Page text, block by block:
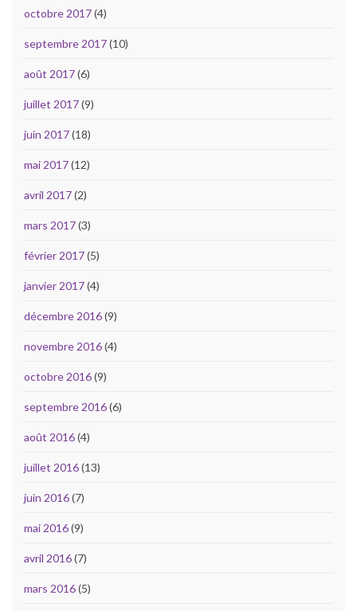
octobre 2017(4)
septembre 2017(10)
août 2017(6)
juillet 2017(9)
juin 2017(18)
mai 2017(12)
avril 2017(2)
mars 2017(3)
février 2017(5)
janvier 2017(4)
décembre 2016(9)
novembre 2016(4)
octobre 2016(9)
septembre 2016(6)
août 2016(4)
juillet 2016(13)
juin 2016(7)
mai 2016(9)
avril 2016(7)
mars 2016(5)